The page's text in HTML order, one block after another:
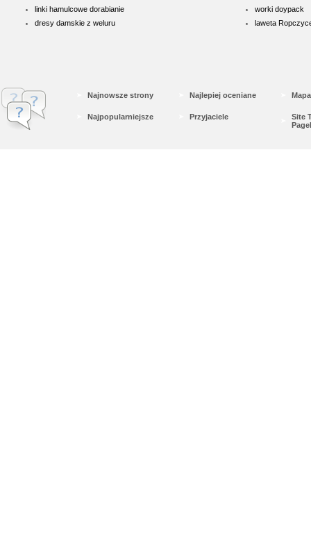
linki hamulcowe dorabianie
dresy damskie z weluru
worki doypack
laweta
Najnowsze strony Najlepiej oceniane
Najpopularniejsze Przyjaciele
Site